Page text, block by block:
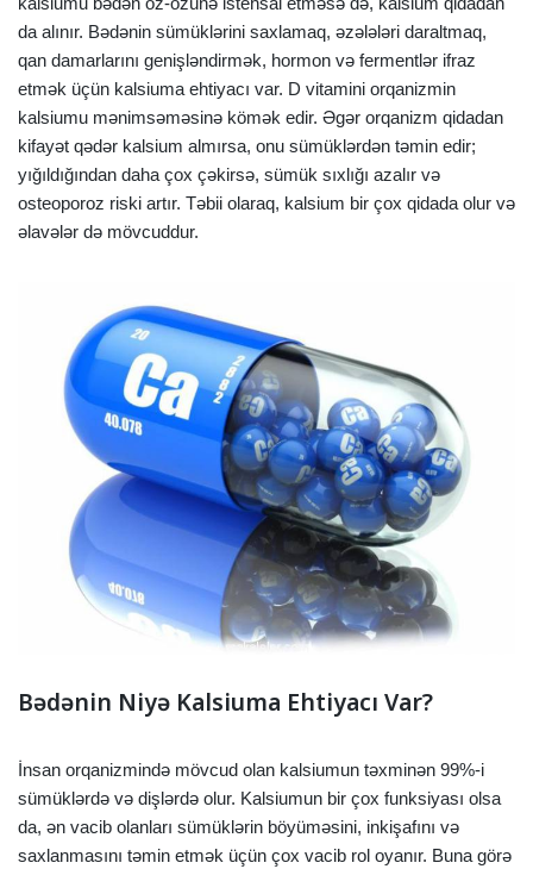
da alınır. Bədənin sümüklərini saxlamaq, əzələləri daraltmaq,
qan damarlarını genişləndirmək, hormon və fermentlər ifraz
etmək üçün kalsiuma ehtiyacı var. D vitamini orqanizmin
kalsiumu mənimsəməsinə kömək edir. Əgər orqanizm qidadan
kifayət qədər kalsium almırsa, onu sümüklərdən təmin edir;
yığıldığından daha çox çəkirsə, sümük sıxlığı azalır və
osteoporoz riski artır. Təbii olaraq, kalsium bir çox qidada olur və
əlavələr də mövcuddur.
Bədənin Niyə Kalsiuma Ehtiyacı Var?
İnsan orqanizmində mövcud olan kalsiumun təxminən 99%-i
sümüklərdə və dişlərdə olur. Kalsiumun bir çox funksiyası olsa
da, ən vacib olanları sümüklərin böyüməsini, inkişafını və
saxlanmasını təmin etmək üçün çox vacib rol oyanır. Buna görə